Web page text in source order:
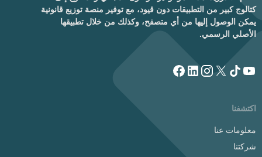
كتالوج كبير من التطبيقات دون قيود، مع توفير منصة توزيع قانونية
يمكن الوصول إليها من أي متصفح، وكذلك من خلال تطبيقها
الأصلي الرسمي.
اكتشفنا
معلومات عنا
شركتنا